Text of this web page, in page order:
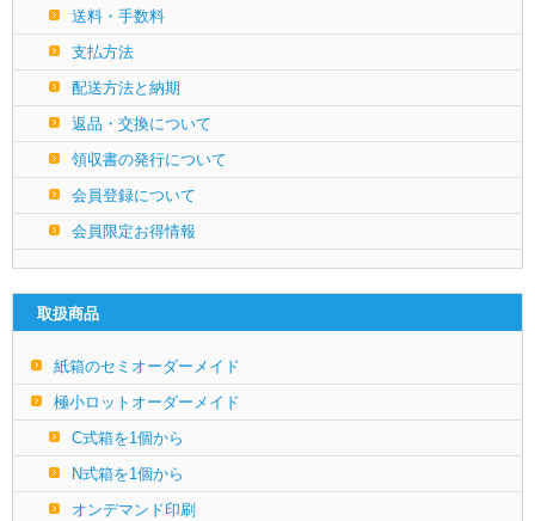
送料・手数料
支払方法
配送方法と納期
返品・交換について
領収書の発行について
会員登録について
会員限定お得情報
取扱商品
紙箱のセミオーダーメイド
極小ロットオーダーメイド
C式箱を1個から
N式箱を1個から
オンデマンド印刷